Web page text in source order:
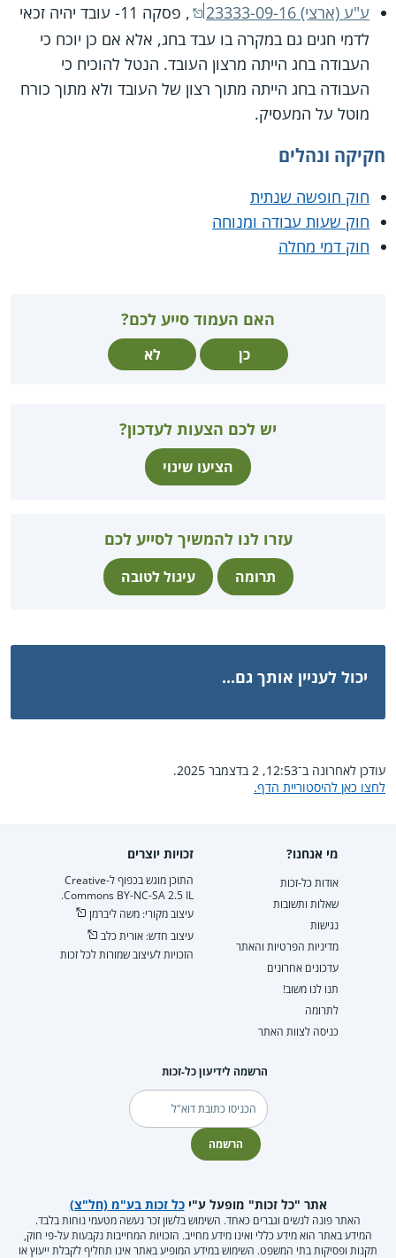
ע"ע (ארצי) 23333-09-16
, פסקה 11- עובד יהיה זכאי
לדמי חגים גם במקרה בו עבד בחג, אלא אם כן יוכח כי
העבודה בחג הייתה מרצון העובד. הנטל להוכיח כי
העבודה בחג הייתה מתוך רצון של העובד ולא מתוך כורח
מוטל על המעסיק.
חקיקה ונהלים
חוק חופשה שנתית
חוק שעות עבודה ומנוחה
חוק דמי מחלה
האם העמוד סייע לכם?
כן לא
יש לכם הצעות לעדכון?
הציעו שינוי
עזרו לנו להמשיך לסייע לכם
תרומה עיגול לטובה
יכול לעניין אותך גם...
עודכן לאחרונה ב־12:53, 2 בדצמבר 2025.
לחצו כאן להיסטוריית הדף.
מי אנחנו?
אודות כל-זכות
שאלות ותשובות
נגישות
מדיניות הפרטיות והאתר
עדכונים אחרונים
תנו לנו משוב!
לתרומה
כניסה לצוות האתר
זכויות יוצרים
התוכן מוגש בכפוף ל-Creative
Commons BY-NC-SA 2.5 IL.
עיצוב מקורי: משה ליברמן
עיצוב חדש: אורית כלב
הזכויות לעיצוב שמורות לכל זכות
הרשמה לידיעון כל-זכות
דוא"ל
הרשמה
אתר "כל זכות" מופעל ע"יכל זכות בע"מ (חל"צ)
האתר פונה לנשים וגברים כאחד. השימוש בלשון זכר נעשה מטעמי נוחות בלבד.
המידע באתר הוא מידע כללי ואינו מידע מחייב. הזכויות המחייבות נקבעות על-פי חוק,
תקנות ופסיקות בתי המשפט. השימוש במידע המופיע באתר אינו תחליף לקבלת ייעוץ או